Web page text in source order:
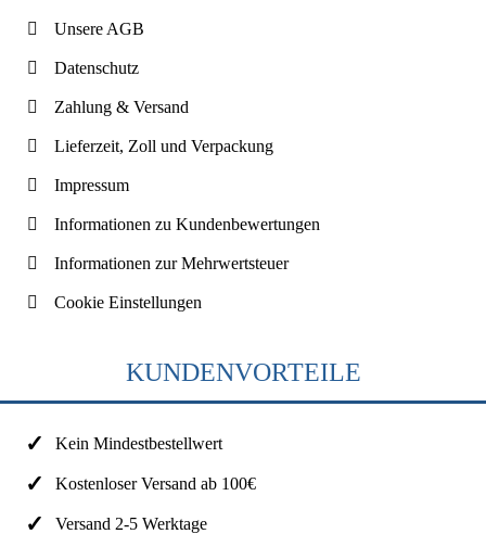
Unsere AGB
Datenschutz
Zahlung & Versand
Lieferzeit, Zoll und Verpackung
Impressum
Informationen zu Kundenbewertungen
Informationen zur Mehrwertsteuer
Cookie Einstellungen
KUNDENVORTEILE
Kein Mindestbestellwert
Kostenloser Versand ab 100€
Versand 2-5 Werktage